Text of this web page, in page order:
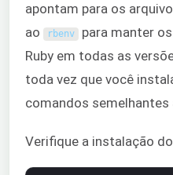
apontam para os
ao
rbenv para manter
Ruby em todas as
toda vez que você
comandos semelhantes
Verifique a instalação